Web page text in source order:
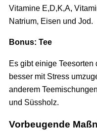
Vitamine E,D,K,A,
Natrium, Eisen und Jod.
Bonus: Tee
Es gibt einige
besser mit Stress
anderem
und Süssholz.
Vorbeugende